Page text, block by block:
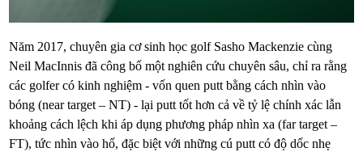
Năm 2017, chuyên gia cơ sinh học golf Sasho Mackenzie cùng
Neil MacInnis đã công bố một nghiên cứu chuyên sâu, chỉ ra rằng
các golfer có kinh nghiệm - vốn quen putt bằng cách nhìn vào
bóng (near target – NT) - lại putt tốt hơn cả về tỷ lệ chính xác lẫn
khoảng cách lệch khi áp dụng phương pháp nhìn xa (far target –
FT), tức nhìn vào hố, đặc biệt với những cú putt có độ dốc nhẹ